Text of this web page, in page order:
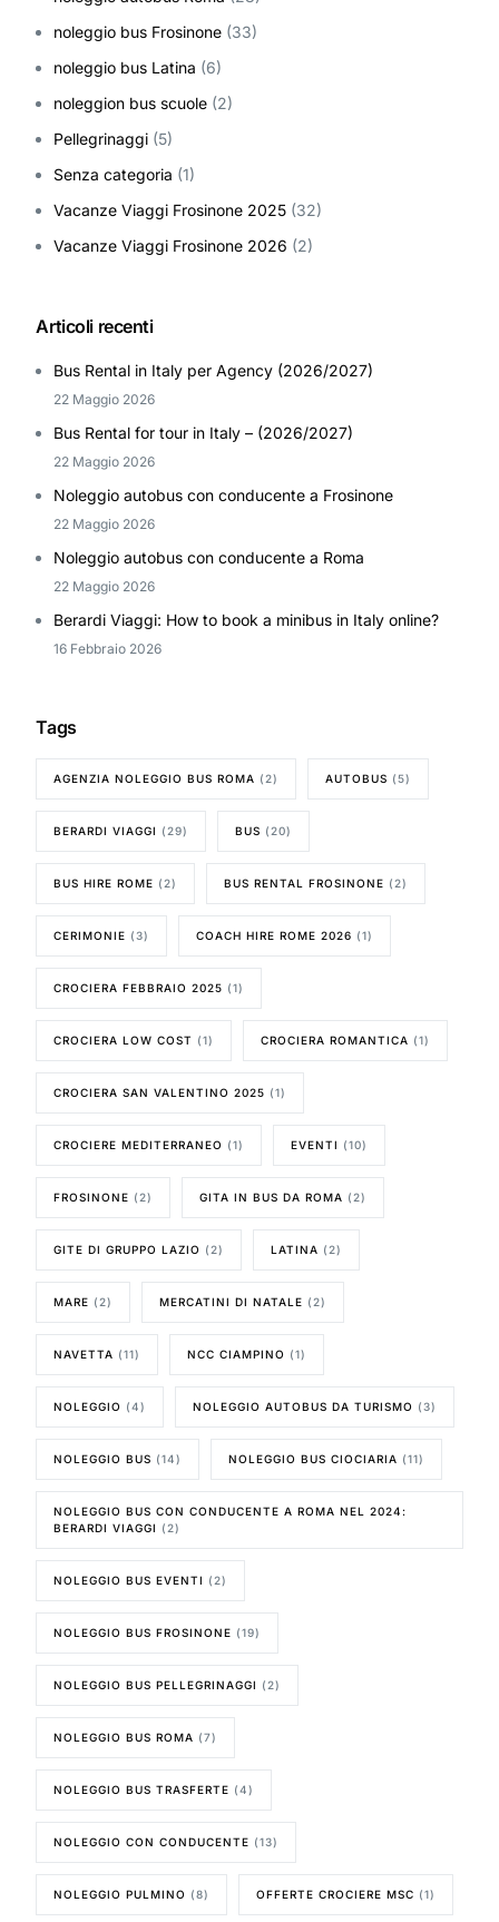
noleggio bus Frosinone (33)
noleggio bus Latina (6)
noleggion bus scuole (2)
Pellegrinaggi (5)
Senza categoria (1)
Vacanze Viaggi Frosinone 2025 (32)
Vacanze Viaggi Frosinone 2026 (2)
Articoli recenti
Bus Rental in Italy per Agency (2026/2027)
22 Maggio 2026
Bus Rental for tour in Italy – (2026/2027)
22 Maggio 2026
Noleggio autobus con conducente a Frosinone
22 Maggio 2026
Noleggio autobus con conducente a Roma
22 Maggio 2026
Berardi Viaggi: How to book a minibus in Italy online?
16 Febbraio 2026
Tags
AGENZIA NOLEGGIO BUS ROMA (2) AUTOBUS (5)
BERARDI VIAGGI (29) BUS (20)
BUS HIRE ROME (2) BUS RENTAL FROSINONE (2)
CERIMONIE (3) COACH HIRE ROME 2026 (1)
CROCIERA FEBBRAIO 2025 (1)
CROCIERA LOW COST (1) CROCIERA ROMANTICA (1)
CROCIERA SAN VALENTINO 2025 (1)
CROCIERE MEDITERRANEO (1) EVENTI (10)
FROSINONE (2) GITA IN BUS DA ROMA (2)
GITE DI GRUPPO LAZIO (2) LATINA (2)
MARE (2) MERCATINI DI NATALE (2)
NAVETTA (11) NCC CIAMPINO (1)
NOLEGGIO (4) NOLEGGIO AUTOBUS DA TURISMO (3)
NOLEGGIO BUS (14) NOLEGGIO BUS CIOCIARIA (11)
NOLEGGIO BUS CON CONDUCENTE A ROMA NEL 2024:
BERARDI VIAGGI (2)
NOLEGGIO BUS EVENTI (2)
NOLEGGIO BUS FROSINONE (19)
NOLEGGIO BUS PELLEGRINAGGI (2)
NOLEGGIO BUS ROMA (7)
NOLEGGIO BUS TRASFERTE (4)
NOLEGGIO CON CONDUCENTE (13)
NOLEGGIO PULMINO (8) OFFERTE CROCIERE MSC (1)